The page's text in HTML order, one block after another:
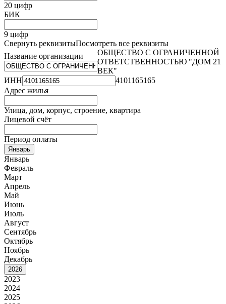
20 цифр
БИК
9 цифр
Свернуть реквизитыПосмотреть все реквизиты
Название организации
ОБЩЕСТВО С ОГРАНИЧЕННОЙ
ОТВЕТСТВЕННОСТЬЮ "ДОМ 21
ВЕК"
ИНН
4101165165
Адрес жилья
Улица, дом, корпус, строение, квартира
Лицевой счёт
Период оплаты
Январь
Январь
Февраль
Март
Апрель
Май
Июнь
Июль
Август
Сентябрь
Октябрь
Ноябрь
Декабрь
2026
2023
2024
2025